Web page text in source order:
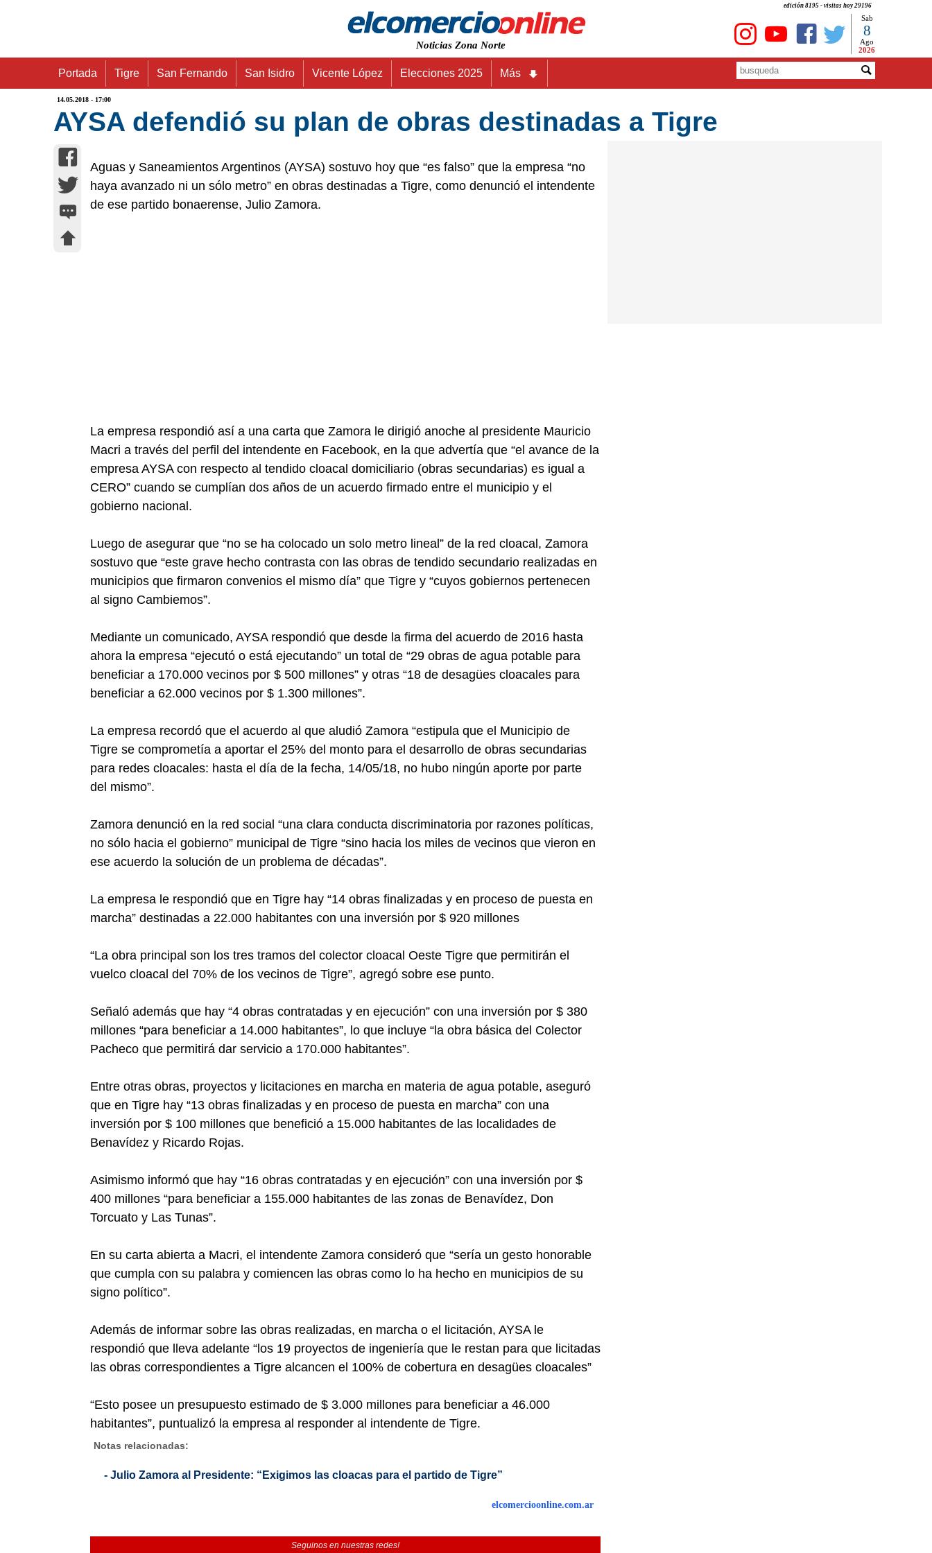
edición 8195 - visitas hoy 29196
Noticias Zona Norte
Sab
8
Ago
2026
Portada Tigre San Fernando San Isidro Vicente López Elecciones 2025 Más
14.05.2018 - 17:00
AYSA defendió su plan de obras destinadas a Tigre
Aguas y Saneamientos Argentinos (AYSA) sostuvo hoy que “es falso” que la empresa “no
haya avanzado ni un sólo metro” en obras destinadas a Tigre, como denunció el intendente
de ese partido bonaerense, Julio Zamora.
La empresa respondió así a una carta que Zamora le dirigió anoche al presidente Mauricio
Macri a través del perfil del intendente en Facebook, en la que advertía que “el avance de la
empresa AYSA con respecto al tendido cloacal domiciliario (obras secundarias) es igual a
CERO” cuando se cumplían dos años de un acuerdo firmado entre el municipio y el
gobierno nacional.
Luego de asegurar que “no se ha colocado un solo metro lineal” de la red cloacal, Zamora
sostuvo que “este grave hecho contrasta con las obras de tendido secundario realizadas en
municipios que firmaron convenios el mismo día” que Tigre y “cuyos gobiernos pertenecen
al signo Cambiemos”.
Mediante un comunicado, AYSA respondió que desde la firma del acuerdo de 2016 hasta
ahora la empresa “ejecutó o está ejecutando” un total de “29 obras de agua potable para
beneficiar a 170.000 vecinos por $ 500 millones” y otras “18 de desagües cloacales para
beneficiar a 62.000 vecinos por $ 1.300 millones”.
La empresa recordó que el acuerdo al que aludió Zamora “estipula que el Municipio de
Tigre se comprometía a aportar el 25% del monto para el desarrollo de obras secundarias
para redes cloacales: hasta el día de la fecha, 14/05/18, no hubo ningún aporte por parte
del mismo”.
Zamora denunció en la red social “una clara conducta discriminatoria por razones políticas,
no sólo hacia el gobierno” municipal de Tigre “sino hacia los miles de vecinos que vieron en
ese acuerdo la solución de un problema de décadas”.
La empresa le respondió que en Tigre hay “14 obras finalizadas y en proceso de puesta en
marcha” destinadas a 22.000 habitantes con una inversión por $ 920 millones
“La obra principal son los tres tramos del colector cloacal Oeste Tigre que permitirán el
vuelco cloacal del 70% de los vecinos de Tigre”, agregó sobre ese punto.
Señaló además que hay “4 obras contratadas y en ejecución” con una inversión por $ 380
millones “para beneficiar a 14.000 habitantes”, lo que incluye “la obra básica del Colector
Pacheco que permitirá dar servicio a 170.000 habitantes”.
Entre otras obras, proyectos y licitaciones en marcha en materia de agua potable, aseguró
que en Tigre hay “13 obras finalizadas y en proceso de puesta en marcha” con una
inversión por $ 100 millones que benefició a 15.000 habitantes de las localidades de
Benavídez y Ricardo Rojas.
Asimismo informó que hay “16 obras contratadas y en ejecución” con una inversión por $
400 millones “para beneficiar a 155.000 habitantes de las zonas de Benavídez, Don
Torcuato y Las Tunas”.
En su carta abierta a Macri, el intendente Zamora consideró que “sería un gesto honorable
que cumpla con su palabra y comiencen las obras como lo ha hecho en municipios de su
signo político”.
Además de informar sobre las obras realizadas, en marcha o el licitación, AYSA le
respondió que lleva adelante “los 19 proyectos de ingeniería que le restan para que licitadas
las obras correspondientes a Tigre alcancen el 100% de cobertura en desagües cloacales”
“Esto posee un presupuesto estimado de $ 3.000 millones para beneficiar a 46.000
habitantes”, puntualizó la empresa al responder al intendente de Tigre.
Notas relacionadas:
- Julio Zamora al Presidente: “Exigimos las cloacas para el partido de Tigre”
elcomercioonline.com.ar
Seguinos en nuestras redes!